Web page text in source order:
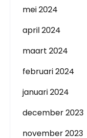
mei 2024
april 2024
maart 2024
februari 2024
januari 2024
december 2023
november 2023